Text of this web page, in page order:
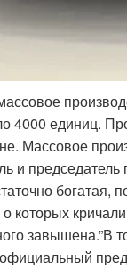
4000 единиц.
Массовое
и
завышена.”В